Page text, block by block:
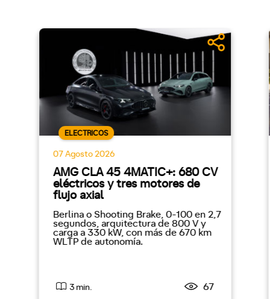
ELECTRICOS
07 Agosto 2026
AMG CLA 45 4MATIC+: 680 CV
eléctricos y tres motores de
flujo axial
Berlina o Shooting Brake, 0-100 en 2,7
segundos, arquitectura de 800 V y
carga a 330 kW, con más de 670 km
WLTP de autonomía.
3 min. 67